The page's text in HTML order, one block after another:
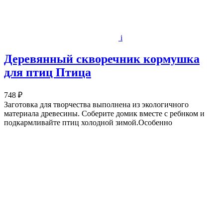
i
Деревянный скворечник кормушка
для птиц Птица
748 ₽
Заготовка для творчества выполнена из экологичного
материала древесины. Соберите домик вместе с ребнком и
подкармливайте птиц холодной зимой.Особенно